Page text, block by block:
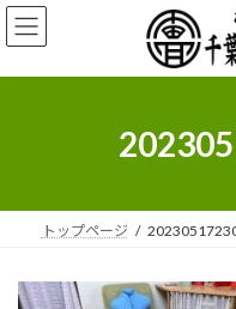
コ
ン
ン
ナ
ビ
ー
トップページ